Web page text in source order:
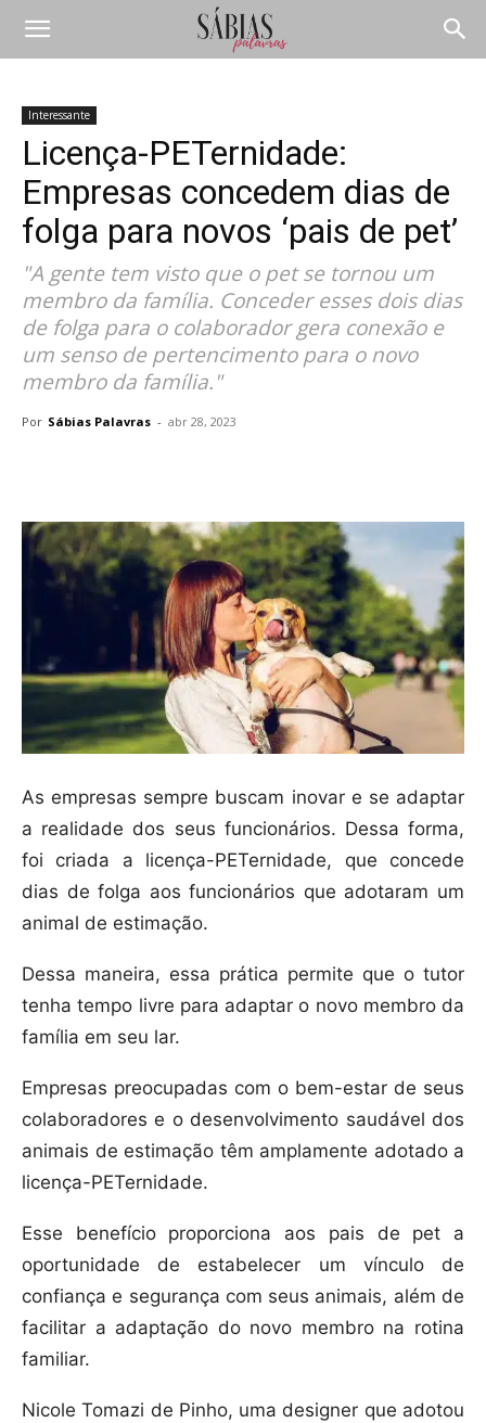
Interessante
Licença-PETernidade:
Empresas concedem dias de
folga para novos ‘pais de pet’
"A gente tem visto que o pet se tornou um
membro da família. Conceder esses dois dias
de folga para o colaborador gera conexão e
um senso de pertencimento para o novo
membro da família."
Por Sábias Palavras - abr 28, 2023
As empresas sempre buscam inovar e se adaptar
a realidade dos seus funcionários. Dessa forma,
foi criada a licença-PETernidade, que concede
dias de folga aos funcionários que adotaram um
animal de estimação.
Dessa maneira, essa prática permite que o tutor
tenha tempo livre para adaptar o novo membro da
família em seu lar.
Empresas preocupadas com o bem-estar de seus
colaboradores e o desenvolvimento saudável dos
animais de estimação têm amplamente adotado a
licença-PETernidade.
Esse benefício proporciona aos pais de pet a
oportunidade de estabelecer um vínculo de
confiança e segurança com seus animais, além de
facilitar a adaptação do novo membro na rotina
familiar.
Nicole Tomazi de Pinho, uma designer que adotou